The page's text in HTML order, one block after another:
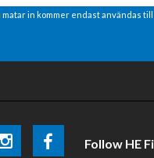
in kommer endast användas till
Follow HE